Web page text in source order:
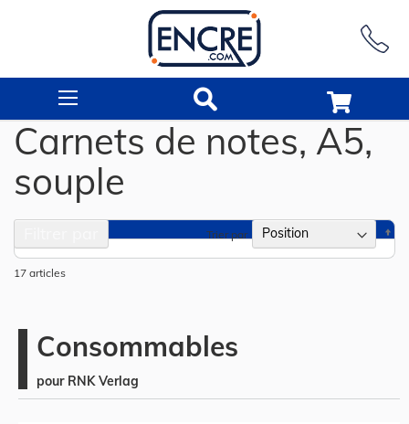
Carnets de notes, A5,
souple
17 articles
Trier par
Consommables
pour RNK Verlag